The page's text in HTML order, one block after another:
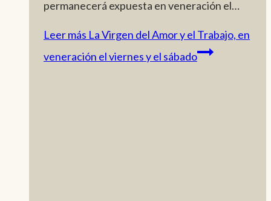
permanecerá expuesta en veneración el…
Leer más La Virgen del Amor y el Trabajo, en
veneración el viernes y el sábado